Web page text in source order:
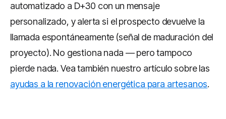
automatizado a D+30 con un mensaje
personalizado, y alerta si el prospecto devuelve la
llamada espontáneamente (señal de maduración del
proyecto). No gestiona nada — pero tampoco
pierde nada. Vea también nuestro artículo sobre las
ayudas a la renovación energética para artesanos.